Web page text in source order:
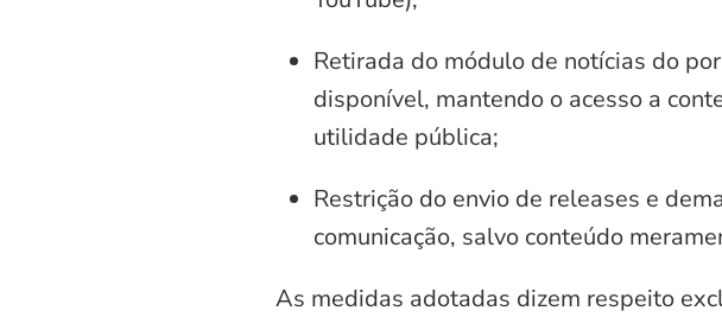
Retirada do módulo de notícias do
disponível, mantendo o acesso a
utilidade pública;
Restrição do envio de releases e
comunicação, salvo conteúdo
As medidas adotadas dizem respeito